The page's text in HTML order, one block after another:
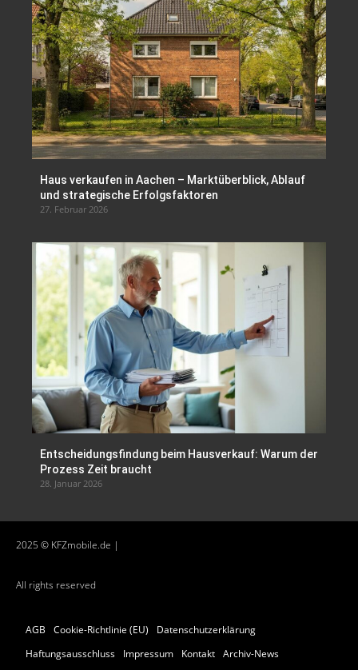
Haus verkaufen in Aachen – Marktüberblick, Ablauf
und strategische Erfolgsfaktoren
27. Februar 2026
Entscheidungsfindung beim Hausverkauf: Warum der
Prozess Zeit braucht
28. Januar 2026
2025 © KFZmobile.de |
All rights reserved
AGB Cookie-Richtlinie (EU)
Datenschutzerklärung
Haftungsausschluss
Impressum Kontakt Archiv-News